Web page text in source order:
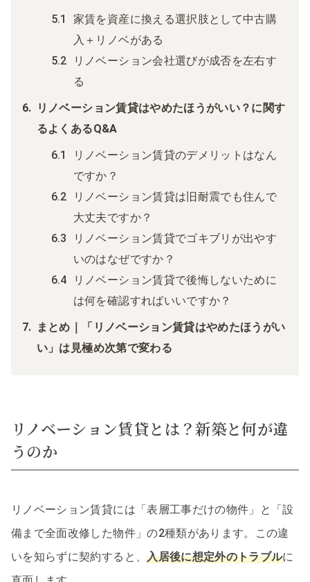
家賃を資産に換える選択肢として中古購
入＋リノベがある
リノベーション会社選びが成否を左右す
る
リノベーション賃貸はやめたほうがいい？に関す
るよくあるQ&A
リノベーション賃貸のデメリットはなん
ですか？
リノベーション賃貸は旧耐震でも住んで
大丈夫ですか？
リノベーション賃貸でゴキブリが出やす
いのはなぜですか？
リノベーション賃貸で後悔しないために
は何を確認すればいいですか？
まとめ｜「リノベーション賃貸はやめたほうがい
い」は見極め次第で変わる
リノベーション賃貸とは？新築と何が違
うのか
リノベーション賃貸には「表層工事だけの物件」と「設
備まで全面改修した物件」の2種類があります。この違
いを知らずに契約すると、入居後に想定外のトラブルに